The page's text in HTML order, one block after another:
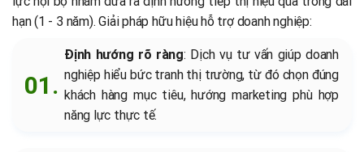
hạn (1 - 3 năm). Giải pháp hữu hiệu hỗ trợ doanh nghiệp:
Định hướng rõ ràng: Dịch vụ tư vấn giúp doanh
nghiệp hiểu bức tranh thị trường, từ đó chọn đúng
khách hàng mục tiêu, hướng marketing phù hợp
năng lực thực tế.